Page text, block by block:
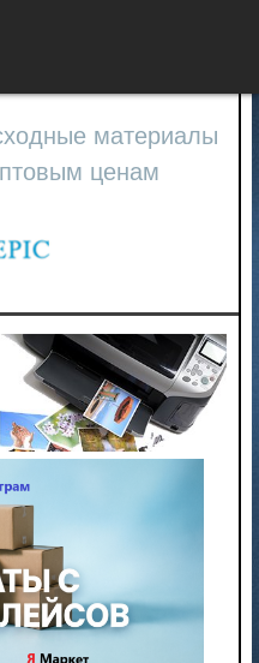
материалы
ценам